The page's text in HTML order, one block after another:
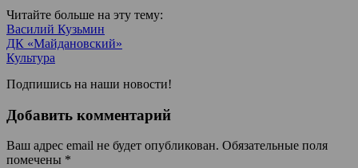
Читайте больше на эту тему:
Василий Кузьмин
ДК «Майдановский»
Культура
Подпишись на наши новости!
Добавить комментарий
Ваш адрес email не будет опубликован. Обязательные поля
помечены *